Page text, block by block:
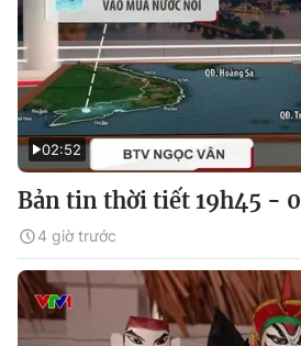
02:52
Bản tin thời tiết 19h45 -
4 giờ trước